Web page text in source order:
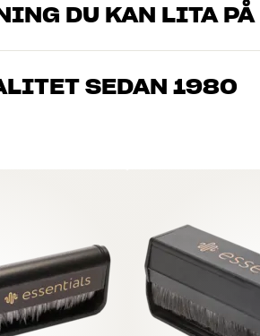
DU KAN LITA PÅ
riktiga entusiaster som kan produkterna
SEDAN 1980